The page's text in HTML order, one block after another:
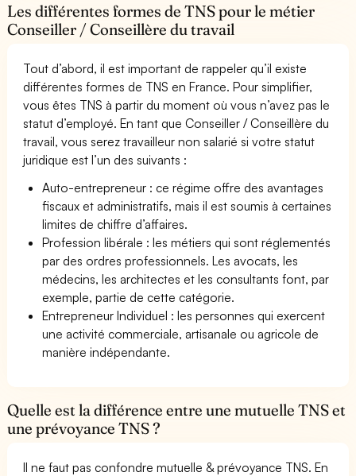
Les différentes formes de TNS pour le métier
Conseiller / Conseillère du travail
Tout d’abord, il est important de rappeler qu’il existe
différentes formes de TNS en France. Pour simplifier,
vous êtes TNS à partir du moment où vous n’avez pas le
statut d’employé. En tant que Conseiller / Conseillère du
travail, vous serez travailleur non salarié si votre statut
juridique est l’un des suivants :
Auto-entrepreneur : ce régime offre des avantages
fiscaux et administratifs, mais il est soumis à certaines
limites de chiffre d’affaires.
Profession libérale : les métiers qui sont réglementés
par des ordres professionnels. Les avocats, les
médecins, les architectes et les consultants font, par
exemple, partie de cette catégorie.
Entrepreneur Individuel : les personnes qui exercent
une activité commerciale, artisanale ou agricole de
manière indépendante.
Quelle est la différence entre une mutuelle TNS et
une prévoyance TNS ?
Il ne faut pas confondre mutuelle & prévoyance TNS. En